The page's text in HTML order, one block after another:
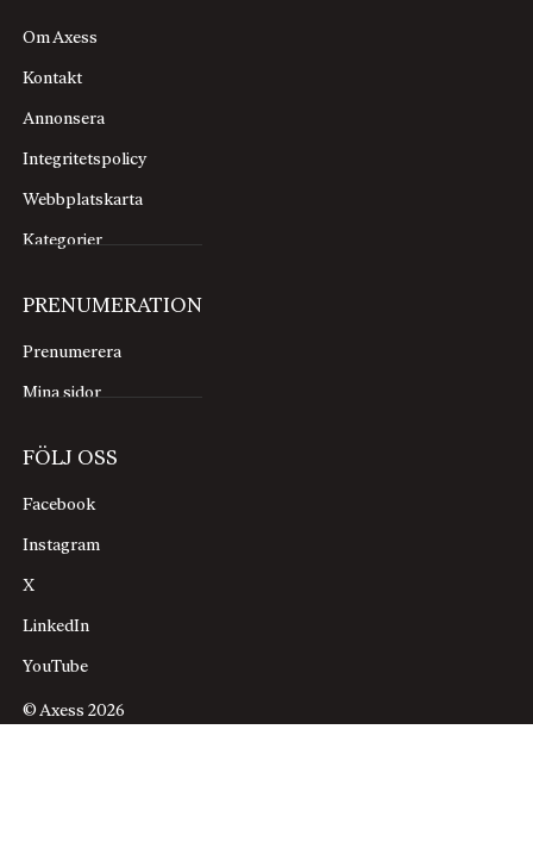
Om Axess
Kontakt
Annonsera
Integritetspolicy
Webbplatskarta
Kategorier
PRENUMERATION
Prenumerera
Mina sidor
FÖLJ OSS
Facebook
Instagram
X
LinkedIn
YouTube
© Axess 2026